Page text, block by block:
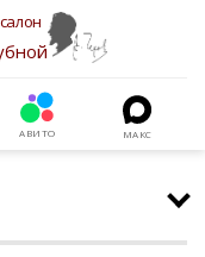
АВИТО МАКС